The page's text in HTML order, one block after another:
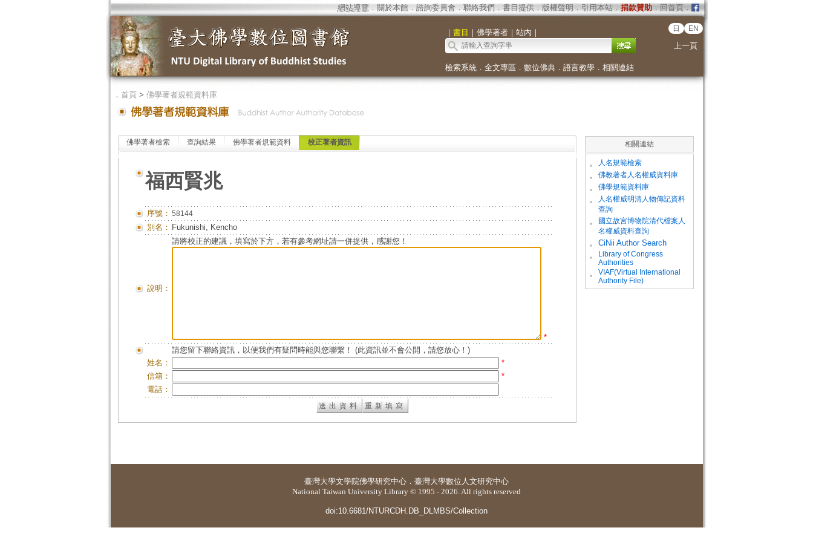
網站導覽 ． 關於本館． 諮詢委員會． 聯絡我們 ． 書目提供． 版權聲明 ． 引用本站． 捐款贊助．回首頁．
｜ 書目 ｜ 佛學著者｜ 站內 ｜ 日 EN
上一頁
檢索系統． 全文專區 ． 數位佛典． 語言教學． 相關連結
． 首頁> 佛學著者規範資料庫
佛學著者檢索 查詢結果 佛學著者規範資料 校正著者資訊
福西賢兆
序號： 58144
別名： Fukunishi, Kencho
說明：
請將校正的建議，填寫於下方，若有參考網址請一併提供，感謝您！
*
請您留下聯絡資訊，以便我們有疑問時能與您聯繫！ (此資訊並不會公開，請您放心！)
姓名：
*
信箱：
*
電話：
相關連結
。 人名規範檢索
。 佛教著者人名權威資料庫
。 佛學規範資料庫
。
人名權威明清人物傳記資料
查詢
。
國立故宮博物院清代檔案人
名權威資料查詢
。
CiNii Author Search
。
Library of Congress
Authorities
。
VIAF(Virtual International
Authority File)
臺灣大學文學院佛學研究中心 ． 臺灣大學數位人文研究中心
National Taiwan University Library © 1995 - 2026. All rights reserved
doi:10.6681/NTURCDH.DB_DLMBS/Collection